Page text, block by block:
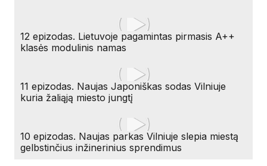
12 epizodas. Lietuvoje pagamintas pirmasis A++
klasės modulinis namas
11 epizodas. Naujas Japoniškas sodas Vilniuje
kuria žaliąją miesto jungtį
10 epizodas. Naujas parkas Vilniuje slepia miestą
gelbstinčius inžinerinius sprendimus